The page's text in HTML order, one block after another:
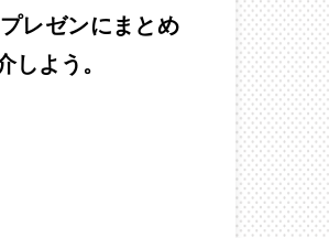
レゼンにまとめ
しよう。